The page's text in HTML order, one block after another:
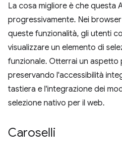
La cosa migliore è che questa
progressivamente. Nei
queste funzionalità, gli utenti
visualizzare un elemento di
funzionale. Otterrai un aspetto
preservando l'accessibilità
tastiera e l'integrazione dei
selezione nativo per il web.
Caroselli